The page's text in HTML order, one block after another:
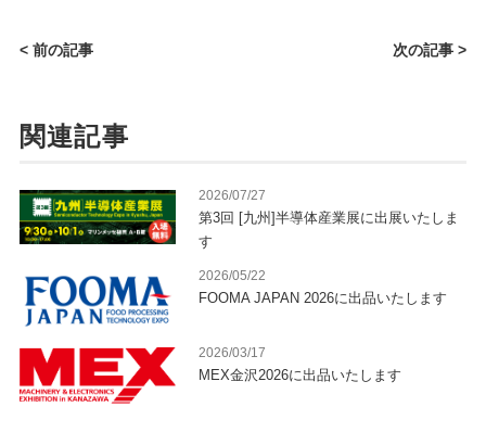
< 前の記事 次の記事 >
関連記事
2026/07/27
第3回 [九州]半導体産業展に出展いたしま
す
2026/05/22
FOOMA JAPAN 2026に出品いたします
2026/03/17
MEX金沢2026に出品いたします